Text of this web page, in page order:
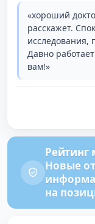
«хороший
расскажет.
исследования,
Давно
вам!»
Рейтинг
Новые
на